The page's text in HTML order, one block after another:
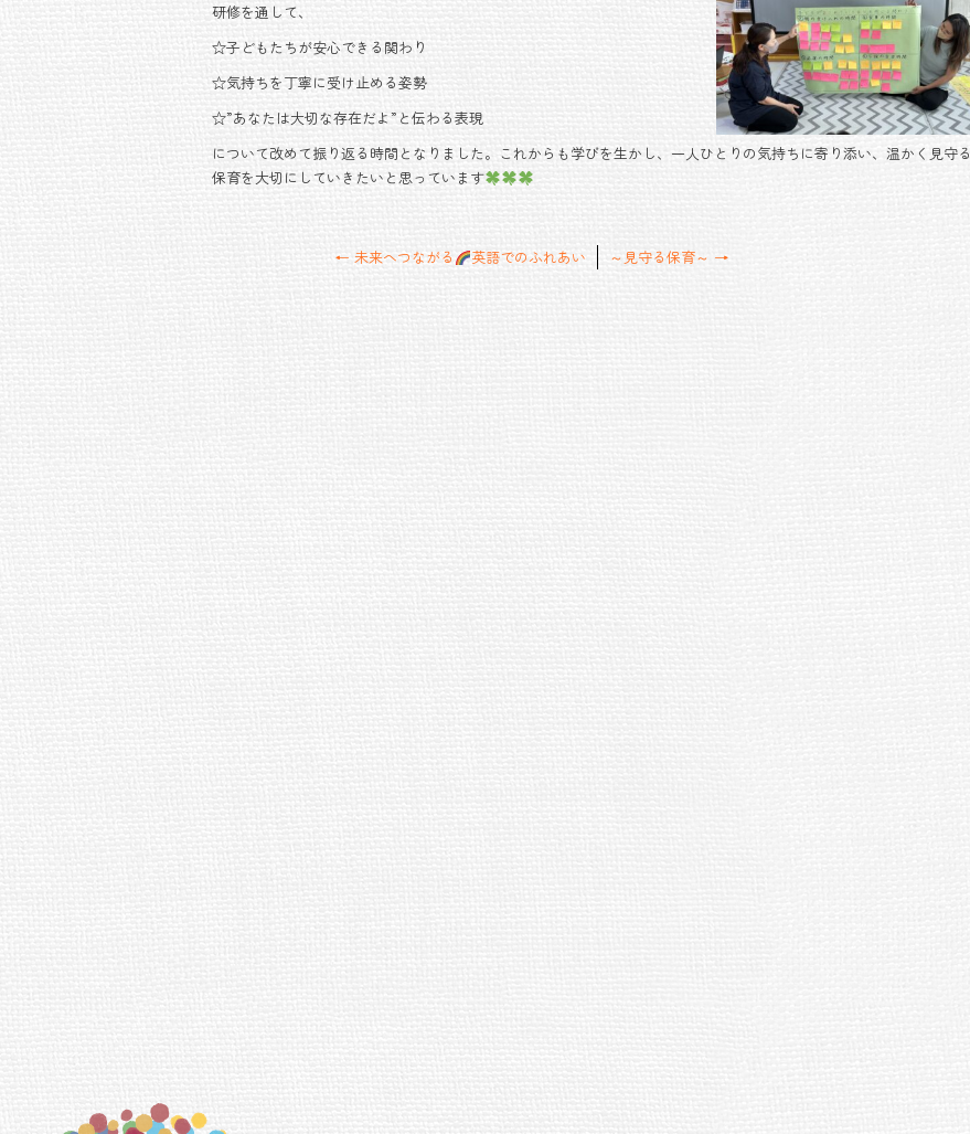
研修を通して、
☆子どもたちが安心できる関わり
☆気持ちを丁寧に受け止める姿勢
☆”あなたは大切な存在だよ”と伝わる表現
について改めて振り返る時間となりました。これからも学びを生かし、一人ひとりの気持ちに寄り添い、温かく見守る
保育を大切にしていきたいと思っています
← 未来へつながる 英語でのふれあい ～見守る保育～ →